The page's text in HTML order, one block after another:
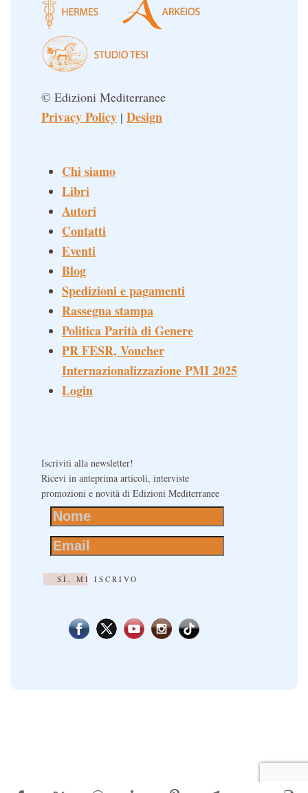
© Edizioni Mediterranee
Privacy Policy | Design
Chi siamo
Libri
Autori
Contatti
Eventi
Blog
Spedizioni e pagamenti
Rassegna stampa
Politica Parità di Genere
PR FESR, Voucher
Internazionalizzazione PMI 2025
Login
Iscriviti alla newsletter!
Ricevi in anteprima articoli, interviste
promozioni e novità di Edizioni Mediterranee
SÌ, MI ISCRIVO